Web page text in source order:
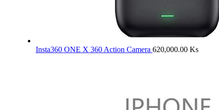
Insta360 ONE X 360 Action Camera 620,000.00 Ks